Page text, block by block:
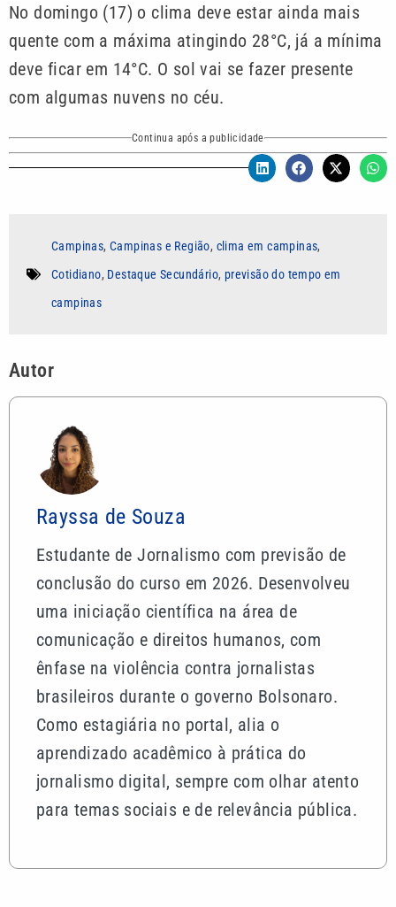
No domingo (17) o clima deve estar ainda mais
quente com a máxima atingindo 28°C, já a mínima
deve ficar em 14°C. O sol vai se fazer presente
com algumas nuvens no céu.
Continua após a publicidade
Campinas,Campinas e Região, clima em campinas,
Cotidiano, Destaque Secundário, previsão do tempo em
campinas
Autor
Rayssa de Souza
Estudante de Jornalismo com previsão de
conclusão do curso em 2026. Desenvolveu
uma iniciação científica na área de
comunicação e direitos humanos, com
ênfase na violência contra jornalistas
brasileiros durante o governo Bolsonaro.
Como estagiária no portal, alia o
aprendizado acadêmico à prática do
jornalismo digital, sempre com olhar atento
para temas sociais e de relevância pública.